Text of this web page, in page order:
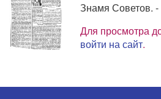
Знамя Советов. -
Для просмотра
войти на сайт.